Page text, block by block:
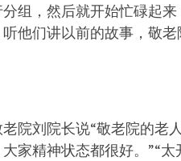
组，然后就开始忙碌起
他们讲以前的故事，敬老
院刘院长说“敬老院的老
家精神状态都很好。”“